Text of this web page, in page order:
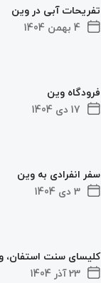
4 بهمن 1404
تفریحات آبی در وین
17 دی 1404
فرودگاه وین
3 دی 1404
سفر انفرادی به وین
23 آذر 1404
کلیسای سنت استفان،